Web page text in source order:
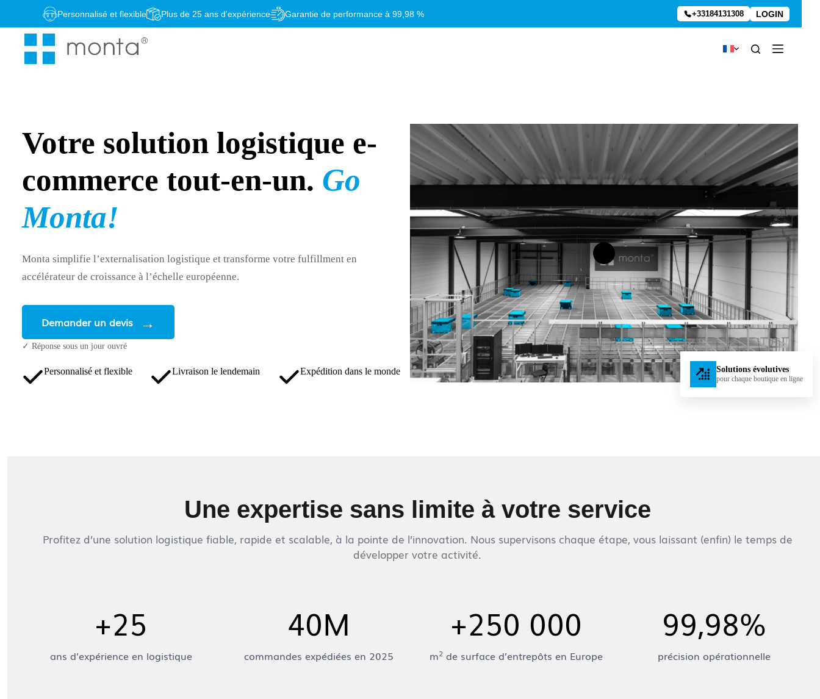
contenu
Personnalisé et flexible Plus de 25 ans d'expérience Garantie de performance à 99,98 % +33184131308 LOGIN
Votre solution logistique e-
commerce tout-en-un. Go
Monta!
Monta simplifie l’externalisation logistique et transforme votre fulfillment en
accélérateur de croissance à l’échelle européenne.
Demander un devis
✓ Réponse sous un jour ouvré
Personnalisé et flexible Livraison le lendemain Expédition dans le monde Solutions évolutives
pour chaque boutique en ligne
Une expertise sans limite à votre service
Profitez d’une solution logistique fiable, rapide et scalable, à la pointe de l’innovation. Nous supervisons chaque étape, vous laissant (enfin) le temps de
développer votre activité.
+25
ans d’expérience en logistique
40M
commandes expédiées en 2025
+250 000
m2 de surface d’entrepôts en Europe
99,98%
précision opérationnelle